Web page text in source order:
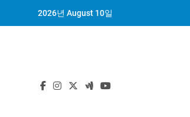
2026년 August 10일